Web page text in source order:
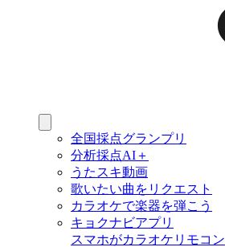
全国採点グランプリ
分析採点AI＋
うたスキ動画
歌いたい曲をリクエスト
カラオケで楽器を弾こう
キョクナビアプリ
スマホがカラオケリモコン